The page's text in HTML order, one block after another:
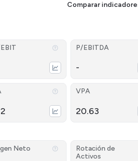
Comparar
P/EBITDA
-
VPA
20.63
Neto
Rotación de
Activos